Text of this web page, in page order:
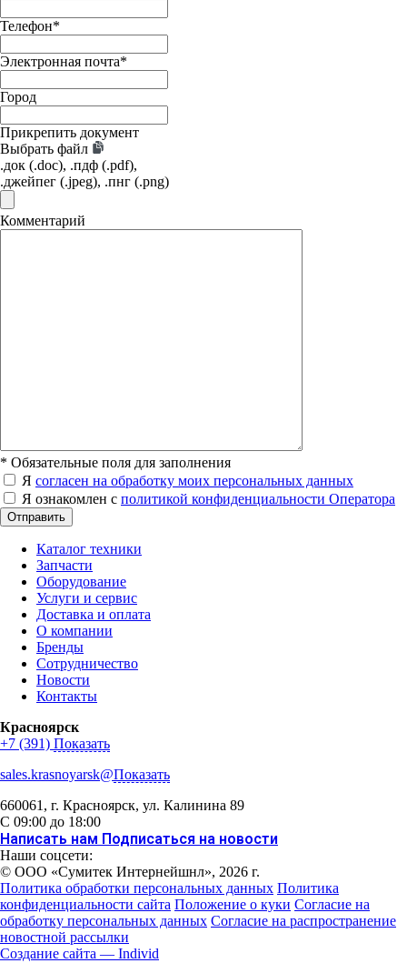
Телефон*
Электронная почта*
Город
Прикрепить документ
Выбрать файл
.док (.doc), .пдф (.pdf),
.джейпег (.jpeg), .пнг (.png)
Комментарий
* Обязательные поля для заполнения
Я согласен на обработку моих персональных данных
Я ознакомлен с политикой конфиденциальности Оператора
Отправить
Каталог техники
Запчасти
Оборудование
Услуги и сервис
Доставка и оплата
О компании
Бренды
Сотрудничество
Новости
Контакты
Красноярск
+7 (391) Показать
sales.krasnoyarsk@Показать
660061 , г. Красноярск, ул. Калинина 89
С 09:00 до 18:00
Написать нам Подписаться на новости
Наши соцсети:
© ООО «Сумитек Интернейшнл», 2026 г.
Политика обработки персональных данных Политика
конфиденциальности сайта Положение о куки Согласие на
обработку персональных данных Согласие на распространение
новостной рассылки
Создание сайта — Individ